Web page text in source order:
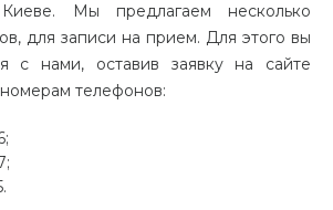
Мы предлагаем несколько
для записи на прием. Для этого вы
с нами, оставив заявку на сайте
телефонов: